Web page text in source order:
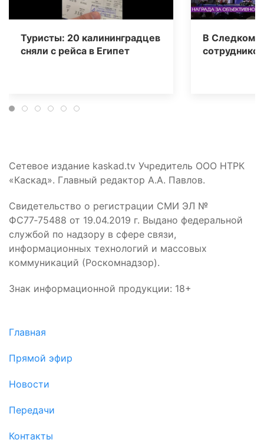
Туристы: 20 калининградцев
сняли с рейса в Египет
В Следкоме
Сетевое издание kaskad.tv Учредитель ООО НТРК
«Каскад». Главный редактор А.А. Павлов.
Свидетельство о регистрации СМИ ЭЛ №
ФС77‑75488 от 19.04.2019 г. Выдано федеральной
службой по надзору в сфере связи,
информационных технологий и массовых
коммуникаций (Роскомнадзор).
Знак информационной продукции: 18+
Главная
Прямой эфир
Новости
Передачи
Контакты